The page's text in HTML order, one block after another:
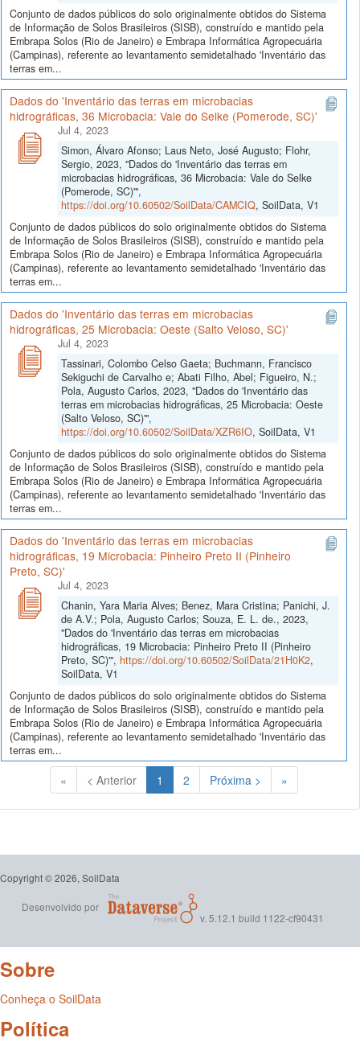
Conjunto de dados públicos do solo originalmente obtidos do Sistema
de Informação de Solos Brasileiros (SISB), construído e mantido pela
Embrapa Solos (Rio de Janeiro) e Embrapa Informática Agropecuária
(Campinas), referente ao levantamento semidetalhado 'Inventário das
terras em...
Dados do 'Inventário das terras em microbacias
hidrográficas, 36 Microbacia: Vale do Selke (Pomerode, SC)'
Jul 4, 2023
Simon, Álvaro Afonso; Laus Neto, José Augusto; Flohr,
Sergio, 2023, "Dados do 'Inventário das terras em
microbacias hidrográficas, 36 Microbacia: Vale do Selke
(Pomerode, SC)'",
https://doi.org/10.60502/SoilData/CAMCIQ, SoilData, V1
Conjunto de dados públicos do solo originalmente obtidos do Sistema
de Informação de Solos Brasileiros (SISB), construído e mantido pela
Embrapa Solos (Rio de Janeiro) e Embrapa Informática Agropecuária
(Campinas), referente ao levantamento semidetalhado 'Inventário das
terras em...
Dados do 'Inventário das terras em microbacias
hidrográficas, 25 Microbacia: Oeste (Salto Veloso, SC)'
Jul 4, 2023
Tassinari, Colombo Celso Gaeta; Buchmann, Francisco
Sekiguchi de Carvalho e; Abati Filho, Abel; Figueiro, N.;
Pola, Augusto Carlos, 2023, "Dados do 'Inventário das
terras em microbacias hidrográficas, 25 Microbacia: Oeste
(Salto Veloso, SC)'",
https://doi.org/10.60502/SoilData/XZR6IO, SoilData, V1
Conjunto de dados públicos do solo originalmente obtidos do Sistema
de Informação de Solos Brasileiros (SISB), construído e mantido pela
Embrapa Solos (Rio de Janeiro) e Embrapa Informática Agropecuária
(Campinas), referente ao levantamento semidetalhado 'Inventário das
terras em...
Dados do 'Inventário das terras em microbacias
hidrográficas, 19 Microbacia: Pinheiro Preto II (Pinheiro
Preto, SC)'
Jul 4, 2023
Chanin, Yara Maria Alves; Benez, Mara Cristina; Panichi, J.
de A.V.; Pola, Augusto Carlos; Souza, E. L. de., 2023,
"Dados do 'Inventário das terras em microbacias
hidrográficas, 19 Microbacia: Pinheiro Preto II (Pinheiro
Preto, SC)'", https://doi.org/10.60502/SoilData/21H0K2,
SoilData, V1
Conjunto de dados públicos do solo originalmente obtidos do Sistema
de Informação de Solos Brasileiros (SISB), construído e mantido pela
Embrapa Solos (Rio de Janeiro) e Embrapa Informática Agropecuária
(Campinas), referente ao levantamento semidetalhado 'Inventário das
terras em...
« < Anterior 1 (Atual)
2 Próxima > »
Copyright © 2026, SoilData
Desenvolvido por
v. 5.12.1 build 1122-cf90431
Sobre
Conheça o SoilData
Política